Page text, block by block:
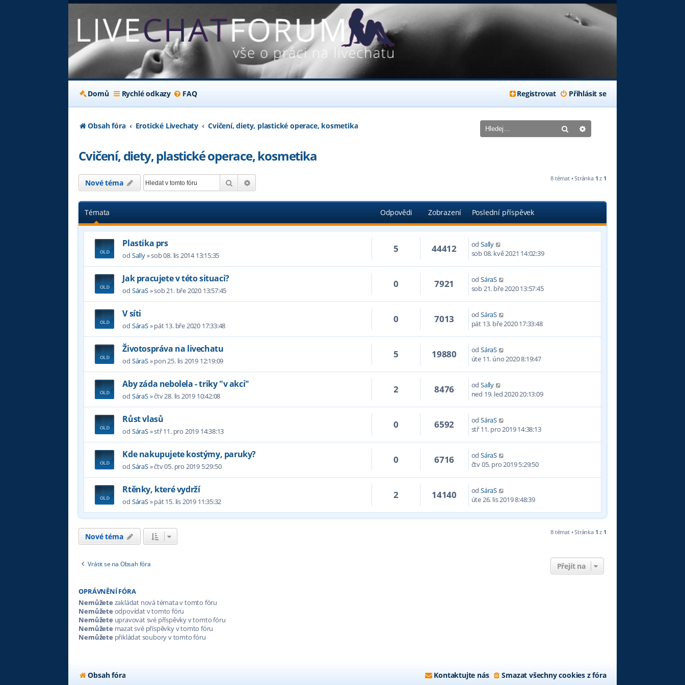
Domů Rychlé odkazy FAQ Přihlásit se
Registrovat
Obsah fóra Erotické Livechaty Cvičení, diety, plastické operace, kosmetika Hledat
Cvičení, diety, plastické operace, kosmetika
Nové téma Hledat 8 témat • Stránka 1 z 1
Témata Odpovědi Zobrazení Poslední příspěvek
Plastika prs
od Sally»sob 08. lis 2014 13:15:35
5 44412 od Sally
sob 08. kvě 2021 14:02:39
Jak pracujete v této situaci?
od SáraS»sob 21. bře 2020 13:57:45
0 7921 od SáraS
sob 21. bře 2020 13:57:45
V síti
od SáraS»pát 13. bře 2020 17:33:48
0 7013 od SáraS
pát 13. bře 2020 17:33:48
Životospráva na livechatu
od SáraS»pon 25. lis 2019 12:19:09
5 19880 od SáraS
úte 11. úno 2020 8:19:47
Aby záda nebolela - triky "v akci"
od SáraS»čtv 28. lis 2019 10:42:08
2 8476 od Sally
ned 19. led 2020 20:13:09
Růst vlasů
od SáraS»stř 11. pro 2019 14:38:13
0 6592 od SáraS
stř 11. pro 2019 14:38:13
Kde nakupujete kostýmy, paruky?
od SáraS»čtv 05. pro 2019 5:29:50
0 6716 od SáraS
čtv 05. pro 2019 5:29:50
Rtěnky, které vydrží
od SáraS»pát 15. lis 2019 11:35:32
2 14140 od SáraS
úte 26. lis 2019 8:48:39
Nové téma 8 témat • Stránka 1 z 1
Vrátit se na Obsah fóra Přejít na
OPRÁVNĚNÍ FÓRA
Nemůžete zakládat nová témata v tomto fóru
Nemůžete odpovídat v tomto fóru
Nemůžete upravovat své příspěvky v tomto fóru
Nemůžete mazat své příspěvky v tomto fóru
Nemůžete přikládat soubory v tomto fóru
Obsah fóra Smazat všechny cookies z fóra
Kontaktujte nás